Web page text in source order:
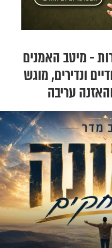
- מיטב האמנים
ונדירים, מוגש
עריבה